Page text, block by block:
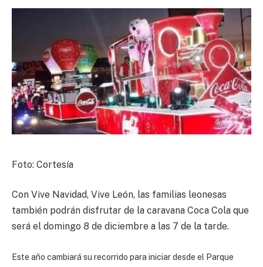
Foto: Cortesía
Con Vive Navidad, Vive León, las familias leonesas
también podrán disfrutar de la caravana Coca Cola que
será el domingo 8 de diciembre a las 7 de la tarde.
Este año cambiará su recorrido para iniciar desde el Parque